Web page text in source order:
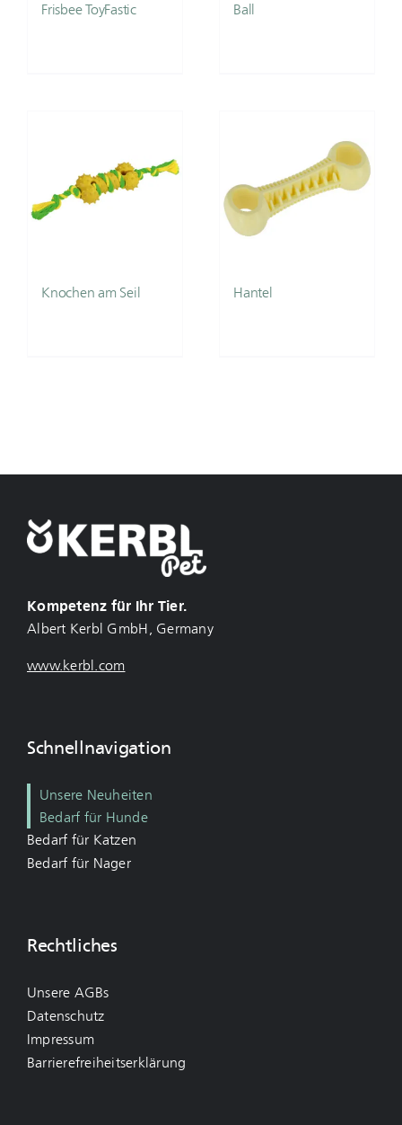
Frisbee ToyFastic Ball
Knochen am Seil Hantel
Kompetenz für Ihr Tier.
Albert Kerbl GmbH, Germany
www.kerbl.com
Schnellnavigation
Unsere Neuheiten
Bedarf für Hunde
Bedarf für Katzen
Bedarf für Nager
Rechtliches
Unsere AGBs
Datenschutz
Impressum
Barrierefreiheitserklärung